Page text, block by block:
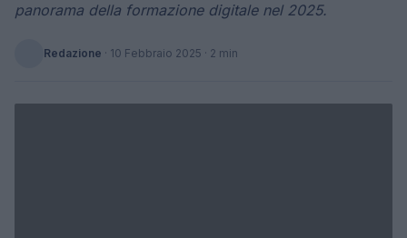
panorama della formazione digitale nel 2025.
Redazione · 10 Febbraio 2025 · 2 min